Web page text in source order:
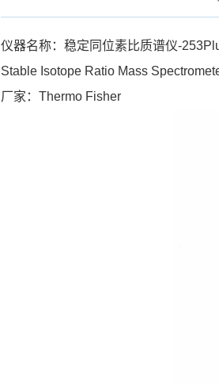
仪器名称：稳定同位素比质谱仪-
Stable Isotope Ratio Mass
厂家：Thermo Fisher